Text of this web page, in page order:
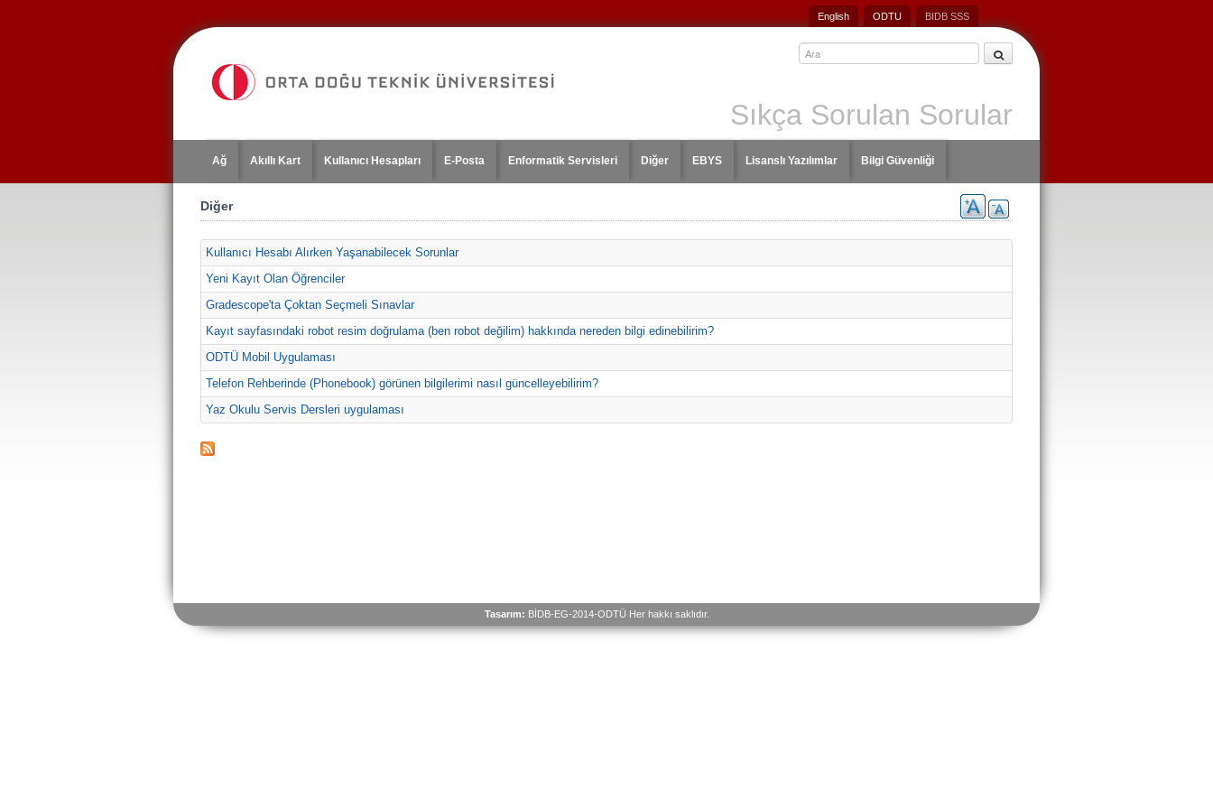
English ODTU BIDB SSS
Sıkça Sorulan Sorular
Ağ Akıllı Kart Kullanıcı Hesapları E-Posta Enformatik Servisleri Diğer EBYS Lisanslı Yazılımlar Bilgi Güvenliği
Diğer
Kullanıcı Hesabı Alırken Yaşanabilecek Sorunlar
Yeni Kayıt Olan Öğrenciler
Gradescope'ta Çoktan Seçmeli Sınavlar
Kayıt sayfasındaki robot resim doğrulama (ben robot değilim) hakkında nereden bilgi edinebilirim?
ODTÜ Mobil Uygulaması
Telefon Rehberinde (Phonebook) görünen bilgilerimi nasıl güncelleyebilirim?
Yaz Okulu Servis Dersleri uygulaması
Tasarım: BİDB-EG-2014-ODTÜ Her hakkı saklıdır.